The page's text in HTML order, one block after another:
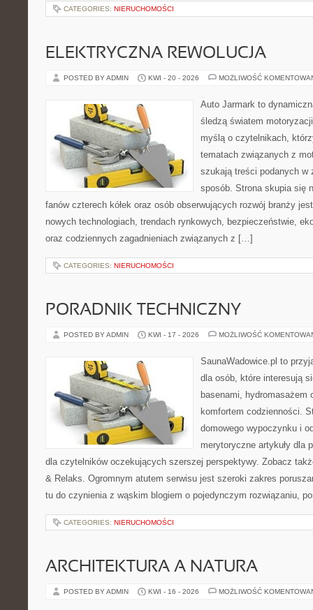
CATEGORIES: NIERUCHOMOŚCI
ELEKTRYCZNA REWOLUCJA
POSTED BY ADMIN KWI - 20 - 2026 MOŻLIWOŚĆ
Auto Jarmark to
śledzą światem
myślą o czytelnikach,
tematach związanych z
szukają treści podanych w
sposób. Strona skupia się
fanów czterech kółek oraz osób obserwujących rozwój branży
nowych technologiach, trendach rynkowych, bezpieczeństwie,
oraz codziennych zagadnieniach związanych z […]
CATEGORIES: NIERUCHOMOŚCI
PORADNIK TECHNICZNY
POSTED BY ADMIN KWI - 17 - 2026 MOŻLIWOŚĆ
SaunaWadowice.pl to
dla osób, które interesują
basenami, hydromasażem
komfortem codzienności.
domowego wypoczynku i
merytoryczne artykuły dla
dla czytelników oczekujących szerszej perspektywy. Zobacz
& Relaks. Ogromnym atutem serwisu jest szeroki zakres
tu do czynienia z wąskim blogiem o pojedynczym rozwiązaniu,
CATEGORIES: NIERUCHOMOŚCI
ARCHITEKTURA A NATURA
POSTED BY ADMIN KWI - 16 - 2026 MOŻLIWOŚĆ